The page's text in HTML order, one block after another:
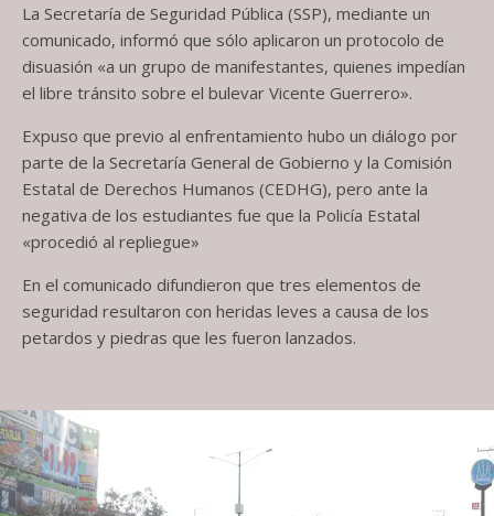
La Secretaría de Seguridad Pública (SSP), mediante un
comunicado, informó que sólo aplicaron un protocolo de
disuasión «a un grupo de manifestantes, quienes impedían
el libre tránsito sobre el bulevar Vicente Guerrero».
Expuso que previo al enfrentamiento hubo un diálogo por
parte de la Secretaría General de Gobierno y la Comisión
Estatal de Derechos Humanos (CEDHG), pero ante la
negativa de los estudiantes fue que la Policía Estatal
«procedió al repliegue»
En el comunicado difundieron que tres elementos de
seguridad resultaron con heridas leves a causa de los
petardos y piedras que les fueron lanzados.